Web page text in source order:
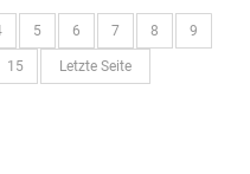
5 6 7 8 9
15 Letzte Seite